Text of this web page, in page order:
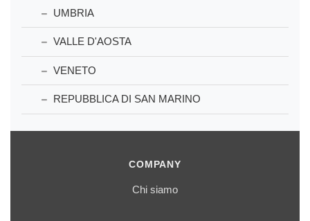
UMBRIA
VALLE D'AOSTA
VENETO
REPUBBLICA DI SAN MARINO
COMPANY
Chi siamo